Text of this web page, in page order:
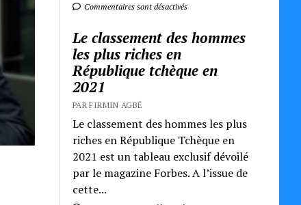
Commentaires sont désactivés
Le classement des hommes
les plus riches en
République tchèque en
2021
PAR FIRMIN AGBÉ
Le classement des hommes les plus
riches en République Tchèque en
2021 est un tableau exclusif dévoilé
par le magazine Forbes. A l’issue de
cette...